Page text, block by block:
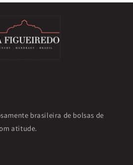
brasileira de bolsas de
atitude.